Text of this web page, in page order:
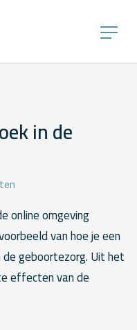
in de
online omgeving
van hoe je een
geboortezorg. Uit het
effecten van de